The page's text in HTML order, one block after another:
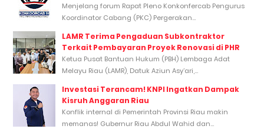
Menjelang forum Rapat Pleno Konkonfercab Pengurus
Koordinator Cabang (PKC) Pergerakan...
LAMR Terima Pengaduan Subkontraktor
Terkait Pembayaran Proyek Renovasi di PHR
Ketua Pusat Bantuan Hukum (PBH) Lembaga Adat
Melayu Riau (LAMR), Datuk Aziun Asy’ari,...
Investasi Terancam! KNPI Ingatkan Dampak
Kisruh Anggaran Riau
Konflik internal di Pemerintah Provinsi Riau makin
memanas! Gubernur Riau Abdul Wahid dan...